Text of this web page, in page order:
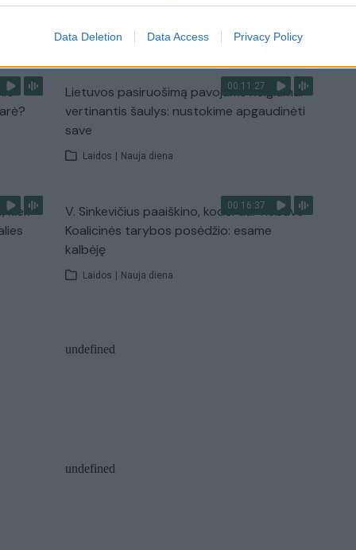
Data Deletion Data Access Privacy Policy
Visi įrašai
00:11:27
Lietuvos pasiruošimą pavojams neigiamai
vertinantis šaulys: nustokime apgaudinėti
save
Laidos | Nauja diena
kiek
00:16:37
V. Sinkevičius paaiškino, kodėl dar nebuvo
Koalicinės tarybos posėdžio: esame
kalbėję
Laidos | Nauja diena